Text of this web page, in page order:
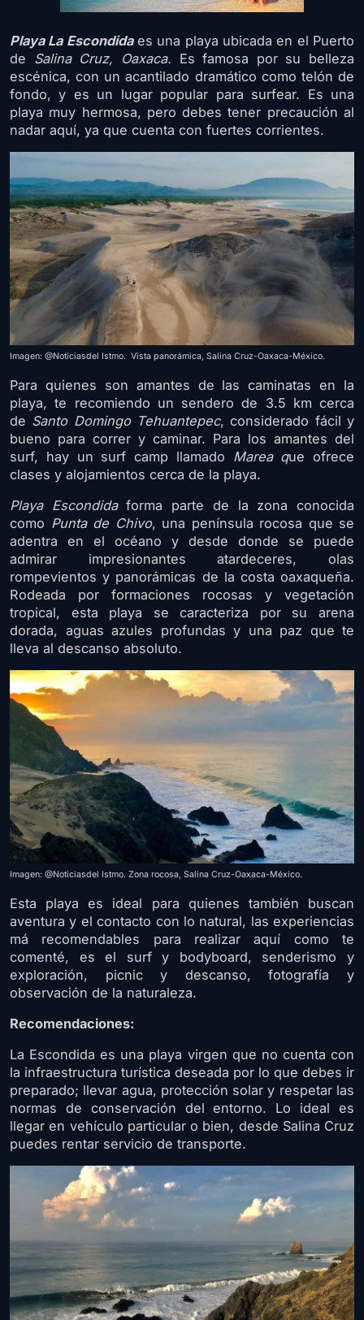
Playa La Escondidaes una playa ubicada en el Puerto
de Salina Cruz, Oaxaca. Es famosa por su belleza
escénica, con un acantilado dramático como telón de
fondo, y es un lugar popular para surfear. Es una
playa muy hermosa, pero debes tener precaución al
nadar aquí, ya que cuenta con fuertes corrientes.
Imagen: @Noticiasdel Istmo. Vista panorámica, Salina Cruz-Oaxaca-México.
Para quienes son amantes de las caminatas en la
playa, te recomiendo un sendero de 3.5 km cerca
de Santo Domingo Tehuantepec, considerado fácil y
bueno para correr y caminar. Para los amantes del
surf, hay un surf camp llamado Marea que ofrece
clases y alojamientos cerca de la playa.
Playa Escondidaforma parte de la zona conocida
como Punta de Chivo, una península rocosa que se
adentra en el océano y desde donde se puede
admirar impresionantes atardeceres, olas
rompevientos y panorámicas de la costa oaxaqueña.
Rodeada por formaciones rocosas y vegetación
tropical, esta playa se caracteriza por su arena
dorada, aguas azules profundas y una paz que te
lleva al descanso absoluto.
Imagen: @Noticiasdel Istmo. Zona rocosa, Salina Cruz-Oaxaca-México.
Esta playa es ideal para quienes también buscan
aventura y el contacto con lo natural, las experiencias
má recomendables para realizar aquí como te
comenté, es el surf y bodyboard, senderismo y
exploración, picnic y descanso, fotografía y
observación de la naturaleza.
Recomendaciones:
La Escondida es una playa virgen que no cuenta con
la infraestructura turística deseada por lo que debes ir
preparado; llevar agua, protección solar y respetar las
normas de conservación del entorno. Lo ideal es
llegar en vehículo particular o bien, desde Salina Cruz
puedes rentar servicio de transporte.